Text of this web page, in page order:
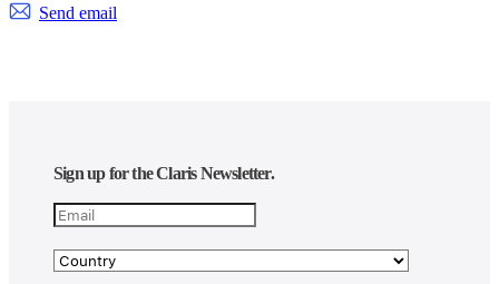
Send email
Sign up for the Claris Newsletter.